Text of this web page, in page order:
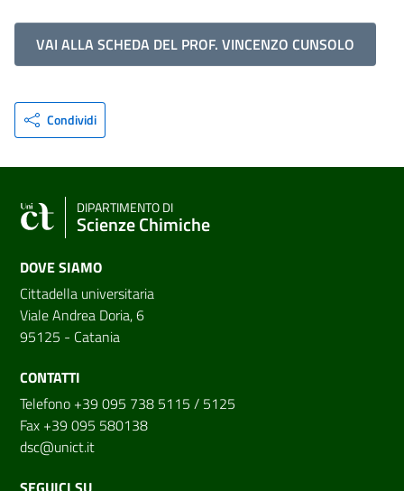
VAI ALLA SCHEDA DEL PROF. VINCENZO CUNSOLO
Condividi
DIPARTIMENTO DI
Scienze Chimiche
DOVE SIAMO
Cittadella universitaria
Viale Andrea Doria, 6
95125 - Catania
CONTATTI
Telefono +39 095 738 5115 / 5125
Fax +39 095 580138
dsc@unict.it